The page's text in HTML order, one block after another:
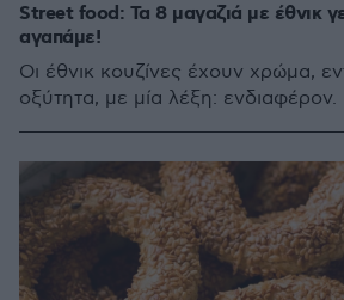
Street food: Τα 8 μαγαζιά με έθνικ
αγαπάμε!
Οι έθνικ κουζίνες έχουν χρώμα,
οξύτητα, με μία λέξη: ενδιαφέρον.